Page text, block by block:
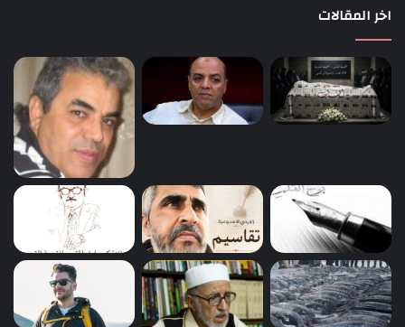
اخر المقالات